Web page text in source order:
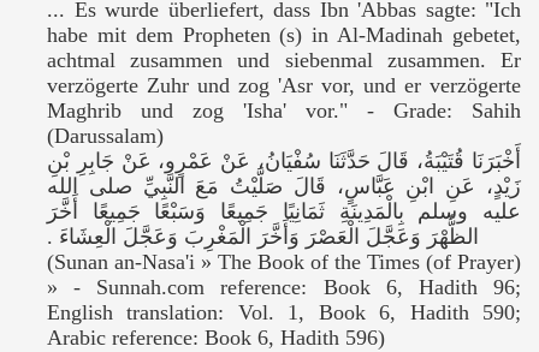
... Es wurde überliefert, dass Ibn 'Abbas sagte: "Ich
habe mit dem Propheten (s) in Al-Madinah gebetet,
achtmal zusammen und siebenmal zusammen. Er
verzögerte Zuhr und zog 'Asr vor, und er verzögerte
Maghrib und zog 'Isha' vor." - Grade: Sahih
(Darussalam)
أَخْبَرَنَا قُتَيْبَةُ، قَالَ حَدَّثَنَا سُفْيَانُ، عَنْ عَمْرٍو، عَنْ جَابِرِ بْنِ
زَيْدٍ، عَنِ ابْنِ عَبَّاسٍ، قَالَ صَلَّيْتُ مَعَ النَّبِيِّ صلى الله
عليه وسلم بِالْمَدِينَةِ ثَمَانِيًا جَمِيعًا وَسَبْعًا جَمِيعًا أَخَّرَ
الظُّهْرَ وَعَجَّلَ الْعَصْرَ وَأَخَّرَ الْمَغْرِبَ وَعَجَّلَ الْعِشَاءَ ‏.‏
(Sunan an-Nasa'i » The Book of the Times (of Prayer)
» - Sunnah.com reference: Book 6, Hadith 96;
English translation: Vol. 1, Book 6, Hadith 590;
Arabic reference: Book 6, Hadith 596)